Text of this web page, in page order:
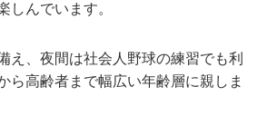
しんでいます。
え、夜間は社会人野球の練習でも利
ら高齢者まで幅広い年齢層に親しま